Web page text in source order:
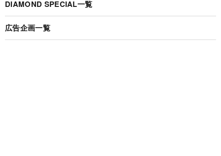
DIAMOND SPECIAL一覧
広告企画一覧